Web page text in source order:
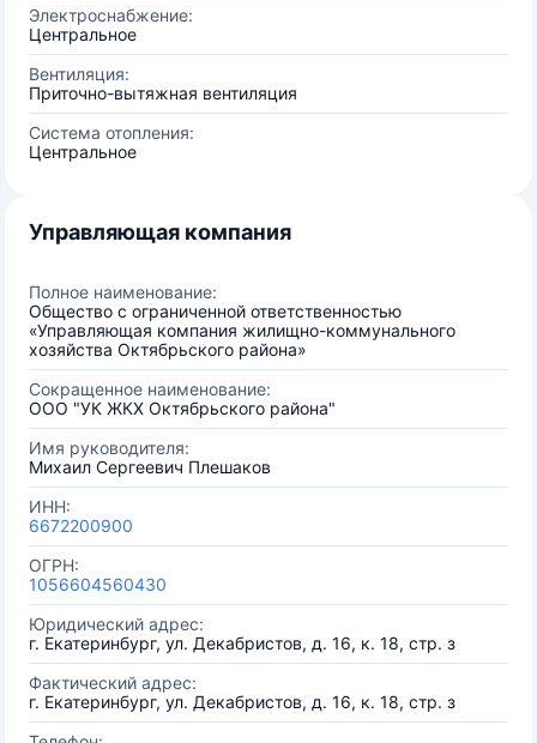
Электроснабжение:
Центральное
Вентиляция:
Приточно-вытяжная вентиляция
Система отопления:
Центральное
Управляющая компания
Полное наименование:
Общество с ограниченной ответственностью
«Управляющая компания жилищно-коммунального
хозяйства Октябрьского района»
Сокращенное наименование:
ООО "УК ЖКХ Октябрьского района"
Имя руководителя:
Михаил Сергеевич Плешаков
ИНН:
6672200900
ОГРН:
1056604560430
Юридический адрес:
г. Екатеринбург, ул. Декабристов, д. 16, к. 18, стр. з
Фактический адрес:
г. Екатеринбург, ул. Декабристов, д. 16, к. 18, стр. з